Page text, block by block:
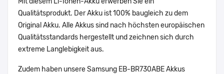
Qualitätsprodukt. Der Akku ist 100% baugleich zu dem
Original Akku. Alle Akkus sind nach höchsten europäischen
Qualitätsstandards hergestellt und zeichnen sich durch
extreme Langlebigkeit aus.
Zudem haben unsere Samsung EB-BR730ABE Akkus